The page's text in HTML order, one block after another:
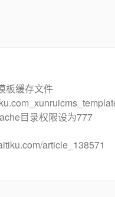
板缓存文件
目录权限设为777
article_138571